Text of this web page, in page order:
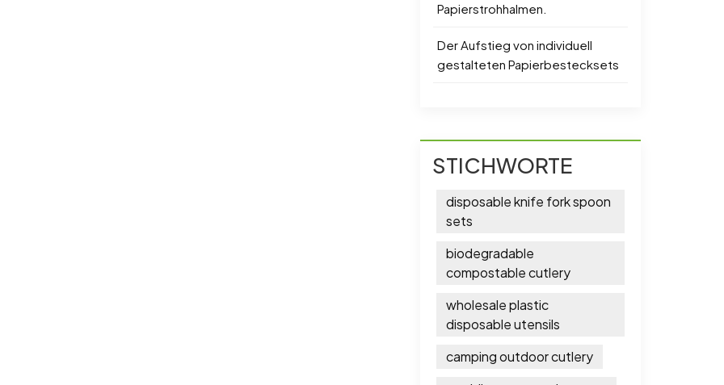
Papierstrohhalmen.
Der Aufstieg von individuell
gestalteten Papierbestecksets
STICHWORTE
disposable knife fork spoon
sets
biodegradable
compostable cutlery
wholesale plastic
disposable utensils
camping outdoor cutlery